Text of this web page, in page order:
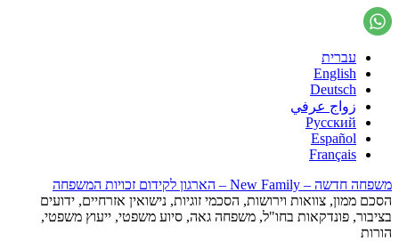
עברית
English
Deutsch
زواج عرفي
Русский
Español
Français
משפחה חדשה – New Family – הארגון לקידום זכויות המשפחה
הסכם ממון, צוואות וירושות, הסכמי זוגיות, נישואין אזרחיים, ידועים
בציבור, פונדקאות בחו"ל, משפחה גאה, סיוע משפטי, ייעוץ משפטי,
הורות